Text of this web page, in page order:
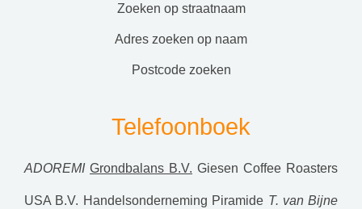
zoeken op straatnaam
adres zoeken op naam
postcode zoeken
Telefoonboek
ADOREMI Grondbalans B.V. Giesen Coffee Roasters
USA B.V. Handelsonderneming Piramide T. van Bijne